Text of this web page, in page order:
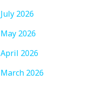
July 2026
May 2026
April 2026
March 2026